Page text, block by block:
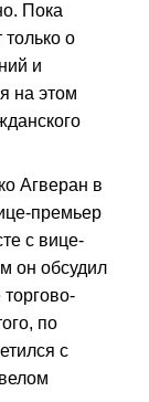
Пока
о
и
на этом
Агверан в
премьер
с вице-
он обсудил
по
с